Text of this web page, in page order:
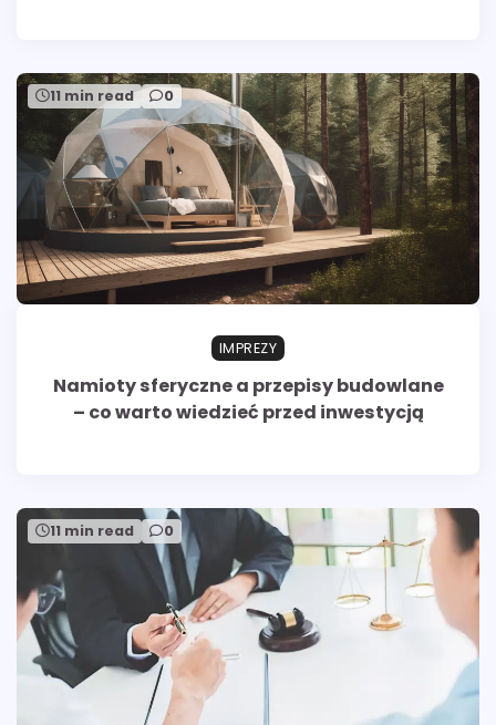
11 min read 0
IMPREZY
Namioty sferyczne a przepisy budowlane
– co warto wiedzieć przed inwestycją
11 min read 0